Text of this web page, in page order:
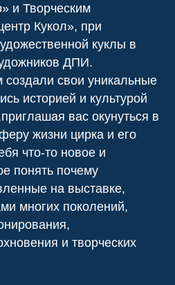
и Творческим
Кукол», при
куклы в
ДПИ.
создали свои уникальные
историей и культурой
вас окунуться в
жизни цирка и его
что-то новое и
понять почему
на выставке,
многих поколений,
и творческих